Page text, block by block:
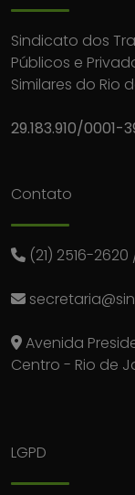
Sindicato dos
Públicos e
Similares do Rio
29.183.910/0001-
Contato
(21) 2516-2620
Avenida
Centro - Rio de
LGPD